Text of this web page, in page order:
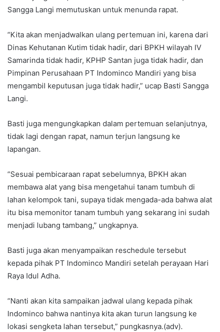
Sangga Langi memutuskan untuk menunda rapat.
“Kita akan menjadwalkan ulang pertemuan ini, karena dari
Dinas Kehutanan Kutim tidak hadir, dari BPKH wilayah IV
Samarinda tidak hadir, KPHP Santan juga tidak hadir, dan
Pimpinan Perusahaan PT Indominco Mandiri yang bisa
mengambil keputusan juga tidak hadir,” ucap Basti Sangga
Langi.
Basti juga mengungkapkan dalam pertemuan selanjutnya,
tidak lagi dengan rapat, namun terjun langsung ke
lapangan.
“Sesuai pembicaraan rapat sebelumnya, BPKH akan
membawa alat yang bisa mengetahui tanam tumbuh di
lahan kelompok tani, supaya tidak mengada-ada bahwa alat
itu bisa memonitor tanam tumbuh yang sekarang ini sudah
menjadi lubang tambang,” ungkapnya.
Basti juga akan menyampaikan reschedule tersebut
kepada pihak PT Indominco Mandiri setelah perayaan Hari
Raya Idul Adha.
“Nanti akan kita sampaikan jadwal ulang kepada pihak
Indominco bahwa nantinya kita akan turun langsung ke
lokasi sengketa lahan tersebut,” pungkasnya.(adv).